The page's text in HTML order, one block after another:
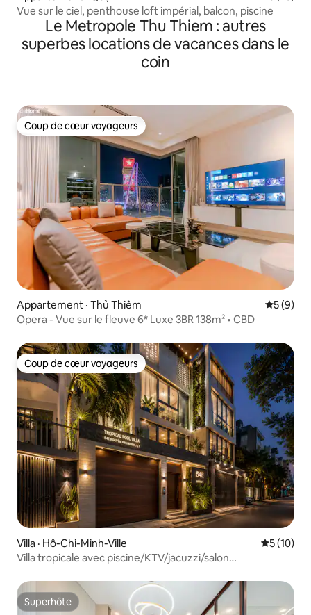
Vue sur le ciel, penthouse loft impérial, balcon, piscine
Le Metropole Thu Thiem : autres
superbes locations de vacances dans le
coin
Coup de cœur voyageurs
Coup de cœur voyageurs
Appartement · Thủ Thiêm Note
5 (9)
Opera - Vue sur le fleuve 6* Luxe 3BR 138m² • CBD
Coup de cœur voyageurs
Coup de cœur voyageurs
Villa · Hô-Chi-Minh-Ville Note
5 (10)
Villa tropicale avec piscine/KTV/jacuzzi/salon
Superhôte
Superhôte